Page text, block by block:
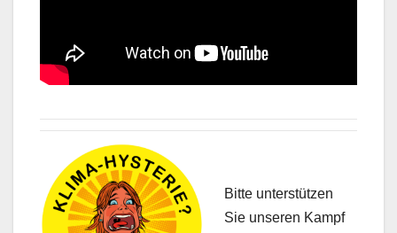
Bitte unterstützen
Sie unseren Kampf